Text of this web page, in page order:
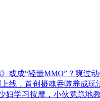
或成“轻量MMO”？爽过
线，首创摄魂吞噬养成玩
妇学习按摩，小伙竟跪地